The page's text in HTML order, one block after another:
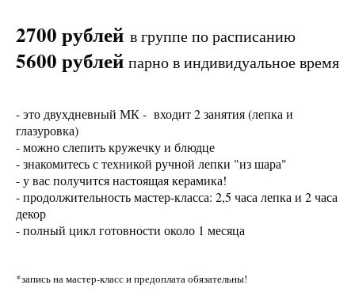
2700 рублей в группе по расписанию
5600 рублей парно в индивидуальное время
- это двухдневный МК - входит 2 занятия (лепка и
глазуровка)
- можно слепить кружечку и блюдце
- знакомитесь с техникой ручной лепки "из шара"
- у вас получится настоящая керамика!
- продолжительность мастер-класса: 2,5 часа лепка и 2 часа
декор
- полный цикл готовности около 1 месяца
*запись на мастер-класс и предоплата обязательны!